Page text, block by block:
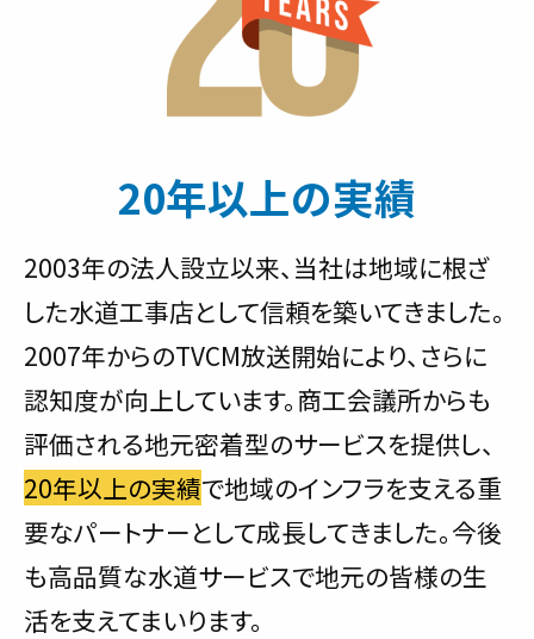
20年以上の実績
2003年の法人設立以来、当社は地域に根ざ
した水道工事店として信頼を築いてきました。
2007年からのTVCM放送開始により、さらに
認知度が向上しています。商工会議所からも
評価される地元密着型のサービスを提供し、
20年以上の実績で地域のインフラを支える重
要なパートナーとして成長してきました。今後
も高品質な水道サービスで地元の皆様の生
活を支えてまいります。